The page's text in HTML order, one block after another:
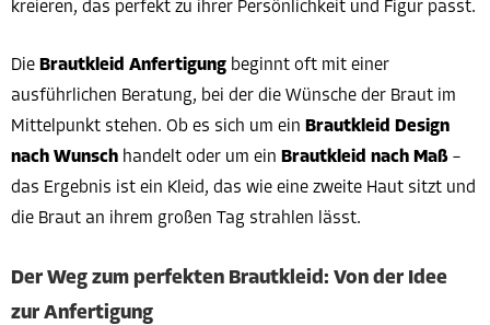
kreieren, das perfekt zu ihrer Persönlichkeit und Figur passt.
Die Brautkleid Anfertigung beginnt oft mit einer
ausführlichen Beratung, bei der die Wünsche der Braut im
Mittelpunkt stehen. Ob es sich um ein Brautkleid Design
nach Wunsch handelt oder um ein Brautkleid nach Maß –
das Ergebnis ist ein Kleid, das wie eine zweite Haut sitzt und
die Braut an ihrem großen Tag strahlen lässt.
Der Weg zum perfekten Brautkleid: Von der Idee
zur Anfertigung